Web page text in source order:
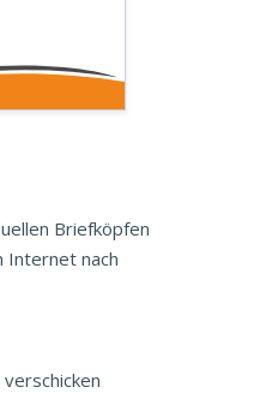
Briefköpfen
Internet nach